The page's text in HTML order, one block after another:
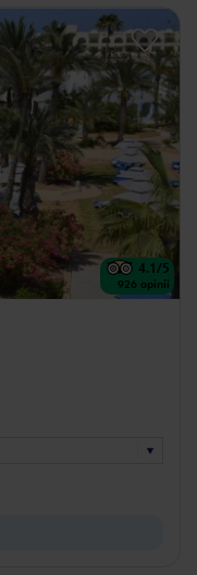
4.1/5
926 opinii